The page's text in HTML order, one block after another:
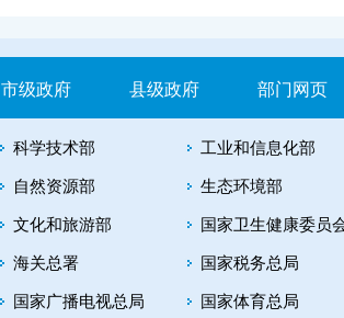
市级政府 县级政府 部门网页
科学技术部 工业和信息化部
自然资源部 生态环境部
文化和旅游部 国家卫生健康委员
海关总署 国家税务总局
国家广播电视总局 国家体育总局